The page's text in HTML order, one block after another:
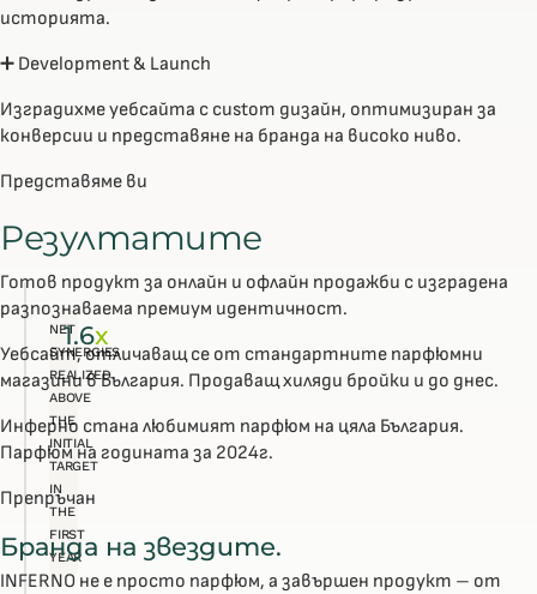
1.6x
NET
SYNERGIES
REALIZED
ABOVE
THE
INITIAL
TARGET
IN
THE
FIRST
YEAR
историята.
➕ Development & Launch
Изградихме уебсайта с custom дизайн, оптимизиран за
конверсии и представяне на бранда на високо ниво.
Представяме ви
Резултатите
Готов продукт за онлайн и офлайн продажби с изградена
разпознаваема премиум идентичност.
Уебсайт, отличаващ се от стандартните парфюмни
магазини в България. Продаващ хиляди бройки и до днес.
Инферно стана любимият парфюм на цяла България.
Парфюм на годината за 2024г.
Препръчан
Бранда на звездите.
INFERNO не е просто парфюм, а завършен продукт – от